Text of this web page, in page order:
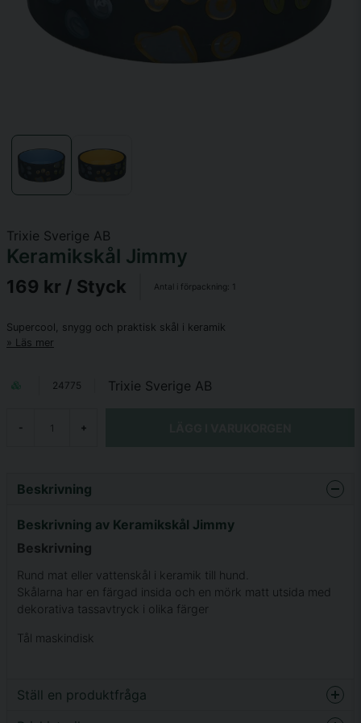
Trixie Sverige AB
Keramikskål Jimmy
169 kr / Styck Antal i förpackning: 1
Supercool, snygg och praktisk skål i keramik
Läs mer
24775 Trixie Sverige AB
- +
Beskrivning
Beskrivning av Keramikskål Jimmy
Beskrivning
Rund mat eller vattenskål i keramik till hund.
Skålarna har en färgad insida och en mörk matt utsida med
dekorativa tassavtryck i olika färger
Tål maskindisk
Ställ en produktfråga